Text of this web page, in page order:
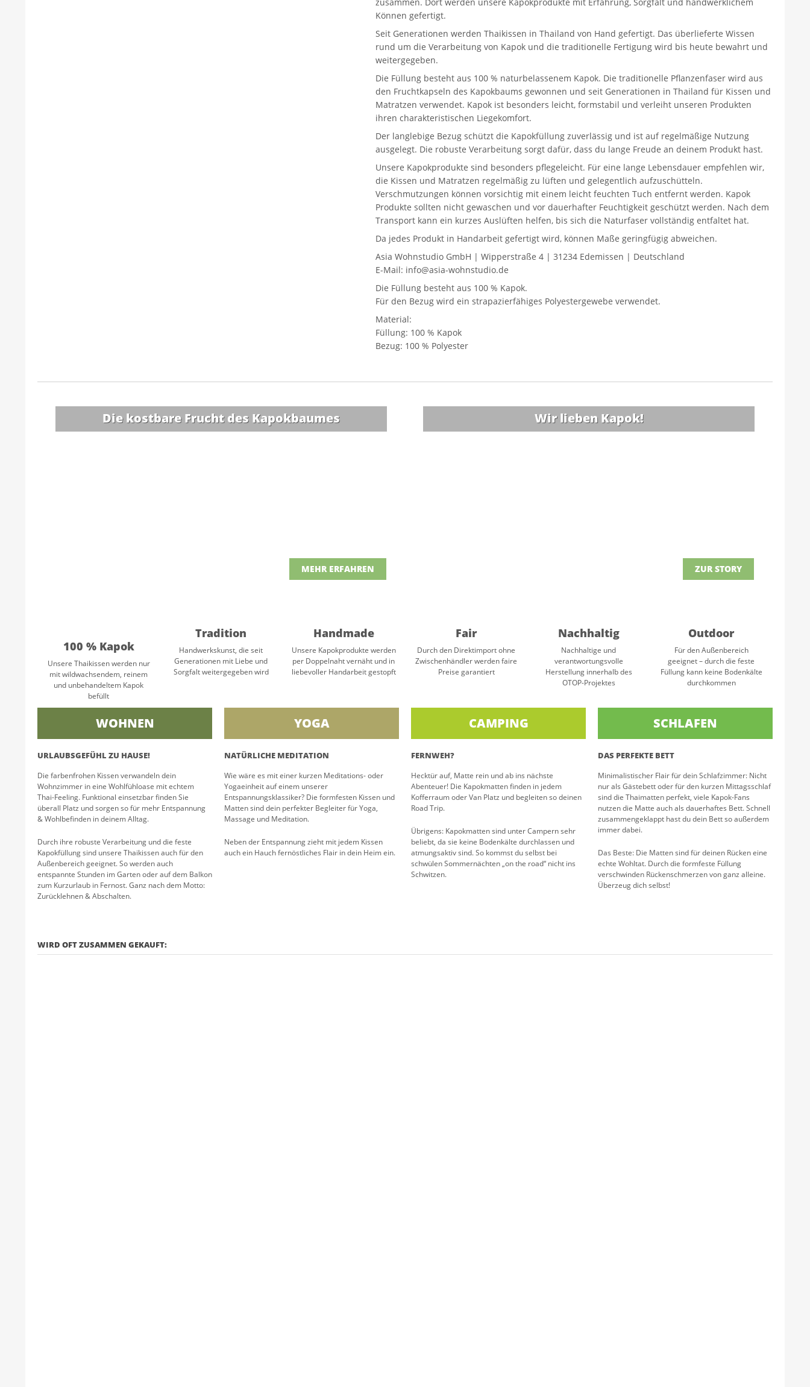
Können gefertigt.
Seit Generationen werden Thaikissen in Thailand von Hand gefertigt. Das überlieferte Wissen
rund um die Verarbeitung von Kapok und die traditionelle Fertigung wird bis heute bewahrt und
weitergegeben.
Die Füllung besteht aus 100 % naturbelassenem Kapok. Die traditionelle Pflanzenfaser wird aus
den Fruchtkapseln des Kapokbaums gewonnen und seit Generationen in Thailand für Kissen und
Matratzen verwendet. Kapok ist besonders leicht, formstabil und verleiht unseren Produkten
ihren charakteristischen Liegekomfort.
Der langlebige Bezug schützt die Kapokfüllung zuverlässig und ist auf regelmäßige Nutzung
ausgelegt. Die robuste Verarbeitung sorgt dafür, dass du lange Freude an deinem Produkt hast.
Unsere Kapokprodukte sind besonders pflegeleicht. Für eine lange Lebensdauer empfehlen wir,
die Kissen und Matratzen regelmäßig zu lüften und gelegentlich aufzuschütteln.
Verschmutzungen können vorsichtig mit einem leicht feuchten Tuch entfernt werden. Kapok
Produkte sollten nicht gewaschen und vor dauerhafter Feuchtigkeit geschützt werden. Nach dem
Transport kann ein kurzes Auslüften helfen, bis sich die Naturfaser vollständig entfaltet hat.
Da jedes Produkt in Handarbeit gefertigt wird, können Maße geringfügig abweichen.
Asia Wohnstudio GmbH | Wipperstraße 4 | 31234 Edemissen | Deutschland
E-Mail: info@asia-wohnstudio.de
Die Füllung besteht aus 100 % Kapok.
Für den Bezug wird ein strapazierfähiges Polyestergewebe verwendet.
Material:
Füllung: 100 % Kapok
Bezug: 100 % Polyester
Die kostbare Frucht des Kapokbaumes
MEHR ERFAHREN
Wir lieben Kapok!
ZUR STORY
100 % Kapok
Unsere Thaikissen werden nur
mit wildwachsendem, reinem
und unbehandeltem Kapok
befüllt
Tradition
Handwerkskunst, die seit
Generationen mit Liebe und
Sorgfalt weitergegeben wird
Handmade
Unsere Kapokprodukte werden
per Doppelnaht vernäht und in
liebevoller Handarbeit gestopft
Fair
Durch den Direktimport ohne
Zwischenhändler werden faire
Preise garantiert
Nachhaltig
Nachhaltige und
verantwortungsvolle
Herstellung innerhalb des
OTOP-Projektes
Outdoor
Für den Außenbereich
geeignet – durch die feste
Füllung kann keine Bodenkälte
durchkommen
WOHNEN
URLAUBSGEFÜHL ZU HAUSE!
Die farbenfrohen Kissen verwandeln dein
Wohnzimmer in eine Wohlfühloase mit echtem
Thai-Feeling. Funktional einsetzbar finden Sie
überall Platz und sorgen so für mehr Entspannung
& Wohlbefinden in deinem Alltag.
Durch ihre robuste Verarbeitung und die feste
Kapokfüllung sind unsere Thaikissen auch für den
Außenbereich geeignet. So werden auch
entspannte Stunden im Garten oder auf dem Balkon
zum Kurzurlaub in Fernost. Ganz nach dem Motto:
Zurücklehnen & Abschalten.
YOGA
NATÜRLICHE MEDITATION
Wie wäre es mit einer kurzen Meditations- oder
Yogaeinheit auf einem unserer
Entspannungsklassiker? Die formfesten Kissen und
Matten sind dein perfekter Begleiter für Yoga,
Massage und Meditation.
Neben der Entspannung zieht mit jedem Kissen
auch ein Hauch fernöstliches Flair in dein Heim ein.
CAMPING
FERNWEH?
Hecktür auf, Matte rein und ab ins nächste
Abenteuer! Die Kapokmatten finden in jedem
Kofferraum oder Van Platz und begleiten so deinen
Road Trip.
Übrigens: Kapokmatten sind unter Campern sehr
beliebt, da sie keine Bodenkälte durchlassen und
atmungsaktiv sind. So kommst du selbst bei
schwülen Sommernächten „on the road“ nicht ins
Schwitzen.
SCHLAFEN
DAS PERFEKTE BETT
Minimalistischer Flair für dein Schlafzimmer: Nicht
nur als Gästebett oder für den kurzen Mittagsschlaf
sind die Thaimatten perfekt, viele Kapok-Fans
nutzen die Matte auch als dauerhaftes Bett. Schnell
zusammengeklappt hast du dein Bett so außerdem
immer dabei.
Das Beste: Die Matten sind für deinen Rücken eine
echte Wohltat. Durch die formfeste Füllung
verschwinden Rückenschmerzen von ganz alleine.
Überzeug dich selbst!
WIRD OFT ZUSAMMEN GEKAUFT: